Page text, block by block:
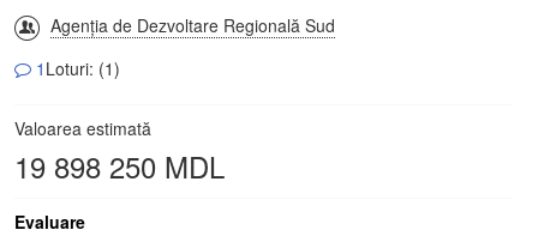
Agenția de Dezvoltare Regională Sud
1 Loturi: (1)
Valoarea estimată
19 898 250 MDL
Evaluare